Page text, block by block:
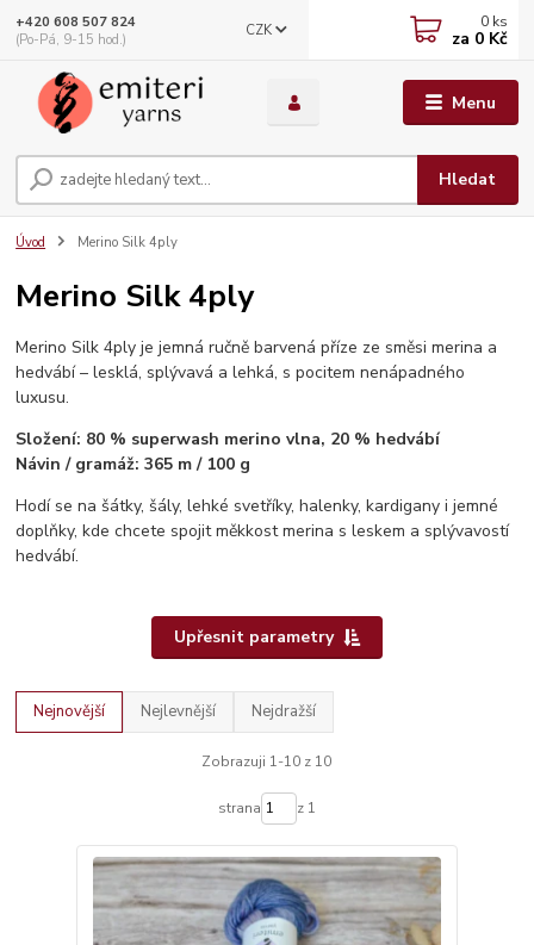
Menu
CZK
Hledat
+420 608 507 824
(Po-Pá, 9-15 hod.)
0 ks
za 0 Kč
Úvod Merino Silk 4ply
Merino Silk 4ply
Merino Silk 4ply je jemná ručně barvená příze ze směsi merina a
hedvábí – lesklá, splývavá a lehká, s pocitem nenápadného
luxusu.
Složení: 80 % superwash merino vlna, 20 % hedvábí
Návin / gramáž: 365 m / 100 g
Hodí se na šátky, šály, lehké svetříky, halenky, kardigany i jemné
doplňky, kde chcete spojit měkkost merina s leskem a splývavostí
hedvábí.
Upřesnit parametry
Nejnovější Nejlevnější Nejdražší
Zobrazuji 1-10 z 10
strana z 1